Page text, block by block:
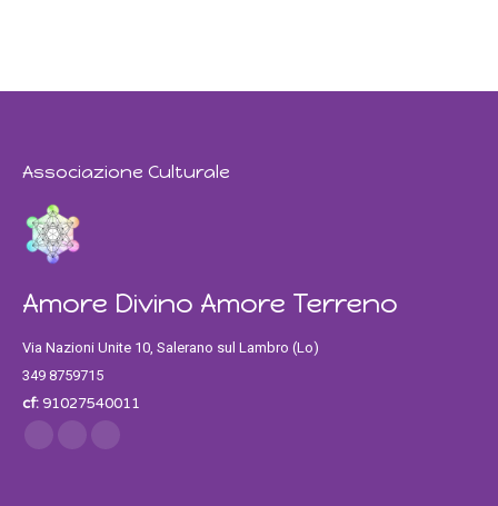
Associazione Culturale
Amore Divino Amore Terreno
Via Nazioni Unite 10, Salerano sul Lambro (Lo)
349 8759715
cf:91027540011
Find us on:
Facebook
TwitterInstagram